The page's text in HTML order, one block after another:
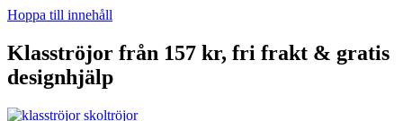
Hoppa till innehåll
Klasströjor från 157 kr, fri frakt & gratis
designhjälp